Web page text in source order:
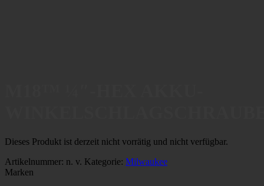
Dieses Produkt ist derzeit nicht vorrätig und nicht verfügbar.
Artikelnummer: n. v. Kategorie: Milwaukee
Marken